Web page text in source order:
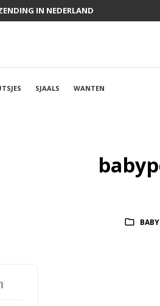
IN NEDERLAND
SJAALS WANTEN